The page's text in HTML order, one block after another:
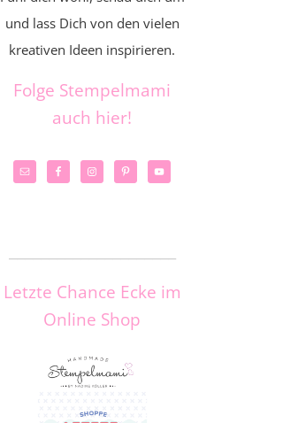
und lass Dich von den vielen
kreativen Ideen inspirieren.
Folge Stempelmami
auch hier!
Letzte Chance Ecke im
Online Shop